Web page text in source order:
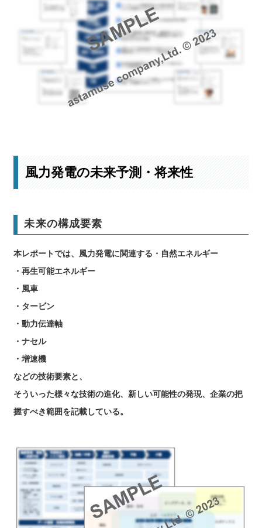
風力発電の未来予測・将来性
未来の構成要素
本レポートでは、風力発電に関連する・自然エネルギー
・再生可能エネルギー
・風車
・タービン
・動力伝達軸
・ナセル
・増速機
などの技術要素と、
そういった様々な技術の進化、新しい可能性の発現、企業の把
握すべき範囲を記載している。